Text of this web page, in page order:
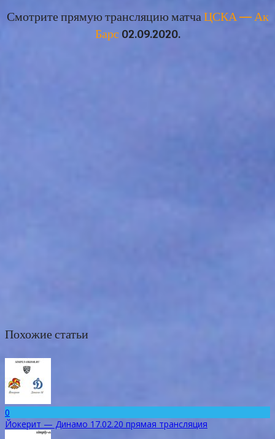
Смотрите прямую трансляцию матчаЦСКА — Ак
Барс 02.09.2020.
Похожие статьи
0
Йокерит — Динамо 17.02.20 прямая трансляция